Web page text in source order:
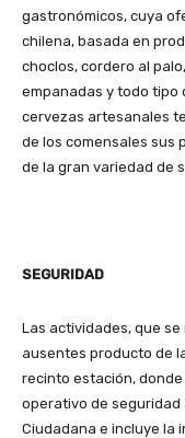
gastronómicos, cuya
chilena, basada en
choclos, cordero al
empanadas y todo tipo
cervezas artesanales
de los comensales sus
de la gran variedad de
SEGURIDAD
Las actividades, que
ausentes producto de
recinto estación,
operativo de seguridad
Ciudadana e incluye la